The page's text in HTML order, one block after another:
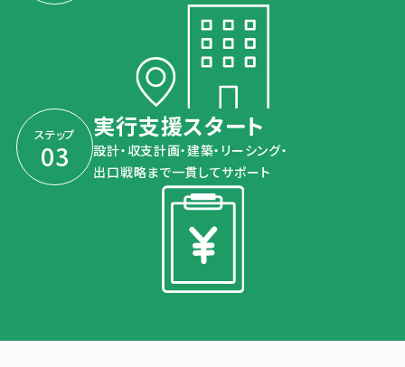
ステップ
03
実行支援スタート
設計・収支計画・建築・リーシング・
出口戦略まで一貫してサポート